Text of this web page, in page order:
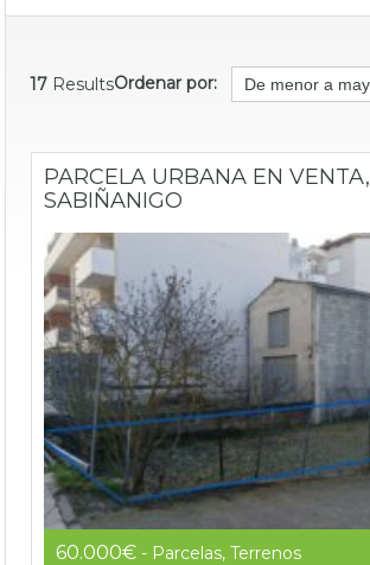
17 ResultsOrdenar por:
PARCELA URBANA EN VENTA,
SABIÑANIGO
60.000€ - Parcelas, Terrenos